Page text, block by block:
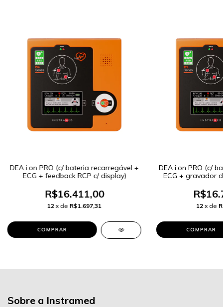
DEA i.on PRO (c/ bateria recarregável +
ECG + feedback RCP c/ display)
R$16.411,00
12 x de R$1.697,31
DEA i.on PRO (c/
ECG + gravador
12 x de
Sobre a Instramed